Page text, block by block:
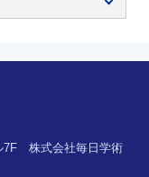
7F 株式会社毎日学術